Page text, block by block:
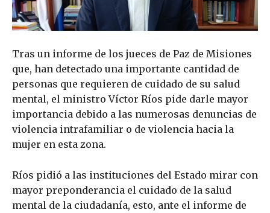
Tras un informe de los jueces de Paz de Misiones
que, han detectado una importante cantidad de
personas que requieren de cuidado de su salud
mental, el ministro Víctor Ríos pide darle mayor
importancia debido a las numerosas denuncias de
violencia intrafamiliar o de violencia hacia la
mujer en esta zona.
Ríos pidió a las instituciones del Estado mirar con
mayor preponderancia el cuidado de la salud
mental de la ciudadanía, esto, ante el informe de